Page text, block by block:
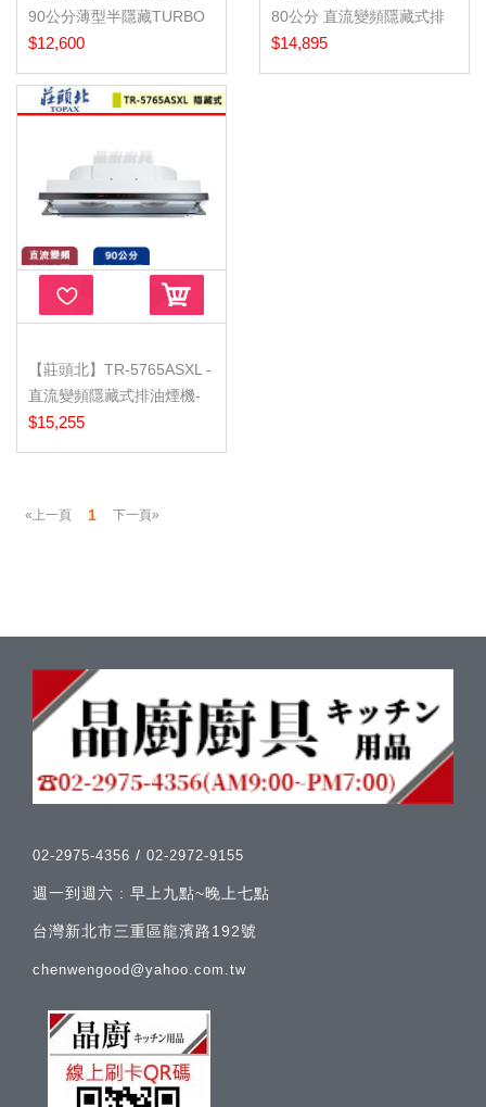
90公分薄型半隱藏TURBO
增壓排...
$12,600
80公分 直流變頻隱藏式排
油煙...
$14,895
【莊頭北】TR-5765ASXL -
直流變頻隱藏式排油煙機-
北北...
$15,255
«上一頁 1 下一頁»
02-2975-4356 / 02-2972-9155
週一到週六 : 早上九點~晚上七點
台灣新北市三重區龍濱路192號
chenwengood@yahoo.com.tw